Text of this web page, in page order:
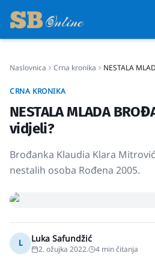
Politika
Osmrtnice
Naslovnica Crna kronika NESTALA
CRNA KRONIKA
NESTALA MLADA
vidjeli?
Brođanka Klaudia Klara
nestalih osoba Rođena 2005.
L Luka Safundžić
2. ožujka 2022. 4 min čitanja